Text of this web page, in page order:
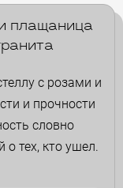
плащаница
с розами и
и прочности
словно
о тех, кто ушел.